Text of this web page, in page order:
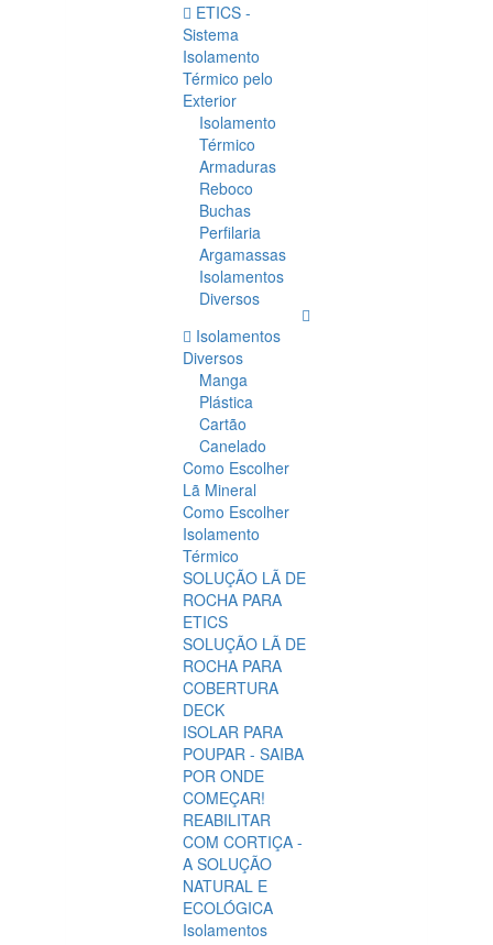
ETICS -
Sistema
Isolamento
Térmico pelo
Exterior
Isolamento
Térmico
Armaduras
Reboco
Buchas
Perfilaria
Argamassas
Isolamentos
Diversos
Isolamentos
Diversos
Manga
Plástica
Cartão
Canelado
Como Escolher
Lã Mineral
Como Escolher
Isolamento
Térmico
SOLUÇÃO LÃ DE
ROCHA PARA
ETICS
SOLUÇÃO LÃ DE
ROCHA PARA
COBERTURA
DECK
ISOLAR PARA
POUPAR - SAIBA
POR ONDE
COMEÇAR!
REABILITAR
COM CORTIÇA -
A SOLUÇÃO
NATURAL E
ECOLÓGICA
Isolamentos